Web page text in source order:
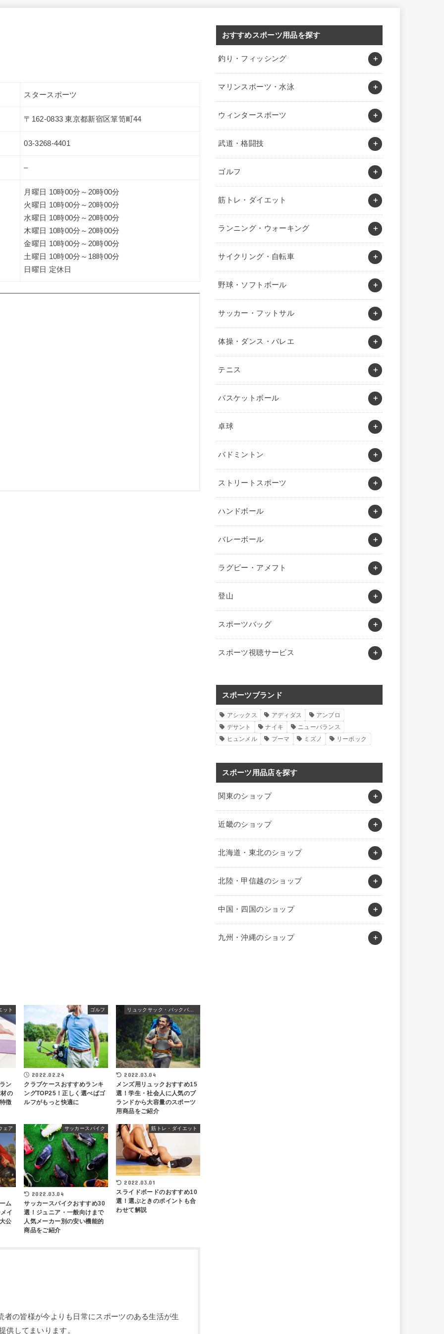
スタースポーツ
〒162-0833 東京都新宿区箪笥町44
03-3268-4401
–
月曜日 10時00分～20時00分
火曜日 10時00分～20時00分
水曜日 10時00分～20時00分
木曜日 10時00分～20時00分
金曜日 10時00分～20時00分
土曜日 10時00分～18時00分
日曜日 定休日
ット
ン
の
徴
ゴルフ
2022.02.24
クラブケースおすすめランキ
ングTOP25！正しく選べばゴ
ルフがもっと快適に
2022.03.04
メンズ用リュックおすすめ15
選！学生・社会人に人気のブ
ランドから大容量のスポーツ
用商品をご紹介
ェア
ム
イ
公
サッカースパイク
2022.03.04
サッカースパイクおすすめ30
選！ジュニア・一般向けまで
人気メーカー別の安い機能的
商品をご紹介
筋トレ・ダイエット
2022.03.01
スライドボードのおすすめ10
選！選ぶときのポイントも合
わせて解説
者の皆様が今よりも日常にスポーツのある生活が生
供してまいります。
おすすめスポーツ用品を探す
釣り・フィッシング
マリンスポーツ・水泳
ウィンタースポーツ
武道・格闘技
ゴルフ
筋トレ・ダイエット
ランニング・ウォーキング
サイクリング・自転車
野球・ソフトボール
サッカー・フットサル
体操・ダンス・バレエ
テニス
バスケットボール
卓球
バドミントン
ストリートスポーツ
ハンドボール
バレーボール
ラグビー・アメフト
登山
スポーツバッグ
スポーツ視聴サービス
スポーツブランド
アシックス アディダス
アンブロ
デサント
ナイキ
ニューバランス
ヒュンメル
プーマ ミズノ リーボック
スポーツ用品店を探す
関東のショップ
近畿のショップ
北海道・東北のショップ
北陸・甲信越のショップ
中国・四国のショップ
九州・沖縄のショップ